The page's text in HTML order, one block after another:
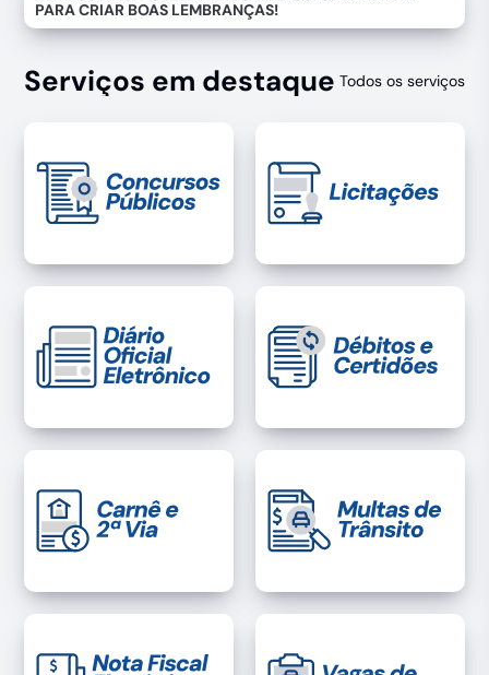
PARA CRIAR BOAS LEMBRANÇAS!
Serviços em destaque Todos os serviços